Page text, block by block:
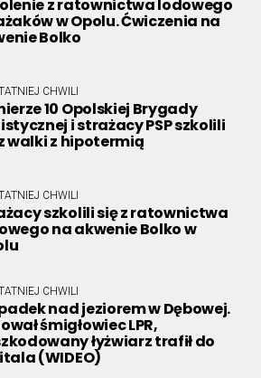
z ratownictwa lodowego
w Opolu. Ćwiczenia na
Bolko
CHWILI
10 Opolskiej Brygady
i strażacy PSP szkolili
walki z hipotermią
CHWILI
szkolili się z ratownictwa
na akwenie Bolko w
CHWILI
nad jeziorem w Dębowej.
śmigłowiec LPR,
łyżwiarz trafił do
(WIDEO)